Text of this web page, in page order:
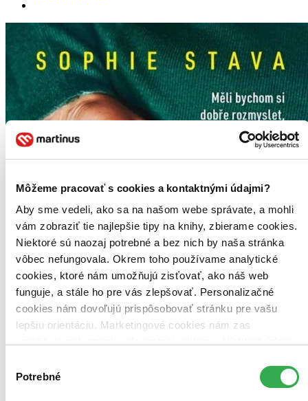
Môžeme pracovať s cookies a kontaktnými údajmi?
Aby sme vedeli, ako sa na našom webe správate, a mohli
vám zobraziť tie najlepšie tipy na knihy, zbierame cookies.
Niektoré sú naozaj potrebné a bez nich by naša stránka
vôbec nefungovala. Okrem toho používame analytické
cookies, ktoré nám umožňujú zisťovať, ako náš web
funguje, a stále ho pre vás zlepšovať. Personalizačné
cookies nám dovoľujú prispôsobovať stránku pre vašu
lepšiu orientáciu. Marketingové cookies nám zas
keby sme mohli používať všetky tieto cookies. Ďakujeme!
súhlasu
Potrebné